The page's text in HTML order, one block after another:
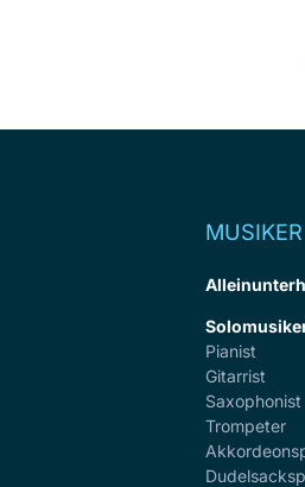
MUSIKER
Pianist
Gitarrist
Saxophonist
Trompeter